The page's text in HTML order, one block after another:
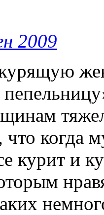
2009
курящую
что когда
курит и